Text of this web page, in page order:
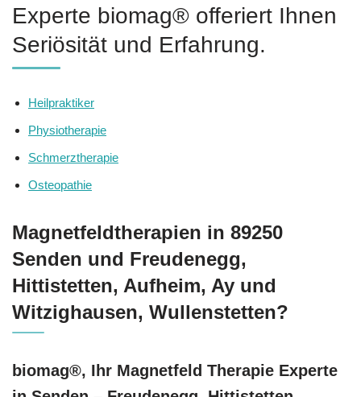
Experte biomag® offeriert Ihnen
Seriösität und Erfahrung.
Heilpraktiker
Physiotherapie
Schmerztherapie
Osteopathie
Magnetfeldtherapien in 89250
Senden und Freudenegg,
Hittistetten, Aufheim, Ay und
Witzighausen, Wullenstetten?
biomag®, Ihr Magnetfeld Therapie Experte